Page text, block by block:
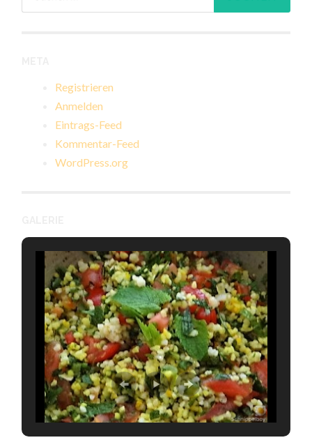
Registrieren
Anmelden
Eintrags-Feed
Kommentar-Feed
WordPress.org